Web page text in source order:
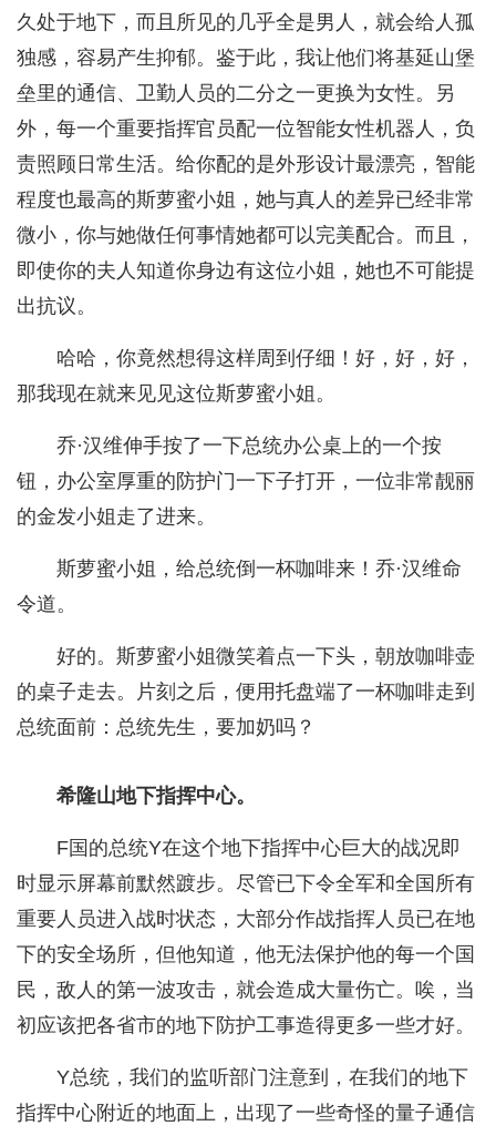
久处于地下，而且所见的几乎全是男人，就会给人孤
独感，容易产生抑郁。鉴于此，我让他们将基延山堡
垒里的通信、卫勤人员的二分之一更换为女性。另
外，每一个重要指挥官员配一位智能女性机器人，负
责照顾日常生活。给你配的是外形设计最漂亮，智能
程度也最高的斯萝蜜小姐，她与真人的差异已经非常
微小，你与她做任何事情她都可以完美配合。而且，
即使你的夫人知道你身边有这位小姐，她也不可能提
出抗议。
哈哈，你竟然想得这样周到仔细！好，好，好，
那我现在就来见见这位斯萝蜜小姐。
乔·汉维伸手按了一下总统办公桌上的一个按
钮，办公室厚重的防护门一下子打开，一位非常靓丽
的金发小姐走了进来。
斯萝蜜小姐，给总统倒一杯咖啡来！乔·汉维命
令道。
好的。斯萝蜜小姐微笑着点一下头，朝放咖啡壶
的桌子走去。片刻之后，便用托盘端了一杯咖啡走到
总统面前：总统先生，要加奶吗？
希隆山地下指挥中心。
F国的总统Y在这个地下指挥中心巨大的战况即
时显示屏幕前默然踱步。尽管已下令全军和全国所有
重要人员进入战时状态，大部分作战指挥人员已在地
下的安全场所，但他知道，他无法保护他的每一个国
民，敌人的第一波攻击，就会造成大量伤亡。唉，当
初应该把各省市的地下防护工事造得更多一些才好。
Y总统，我们的监听部门注意到，在我们的地下
指挥中心附近的地面上，出现了一些奇怪的量子通信